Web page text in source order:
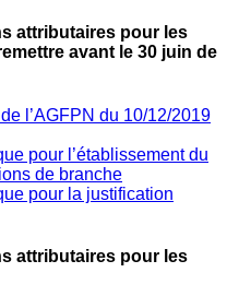
attributaires pour les
avant le 30 juin de
l’AGFPN du 10/12/2019
pour l’établissement du
de branche
pour la justification
attributaires pour les